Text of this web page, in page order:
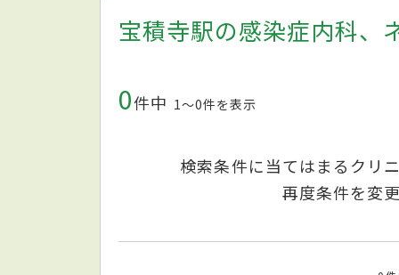
宝積寺駅の感染症内科、
0件中 1〜0件を表示
検索条件に当てはまるクリ
再度条件を変